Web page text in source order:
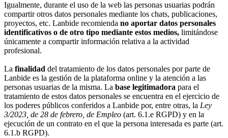
Igualmente, durante el uso de la web las personas usuarias podrán
compartir otros datos personales mediante los chats, publicaciones,
proyectos, etc. Lanbide recomienda no aportar datos personales
identificativos o de otro tipo mediante estos medios, limitándose
únicamente a compartir información relativa a la actividad
profesional.
La finalidad del tratamiento de los datos personales por parte de
Lanbide es la gestión de la plataforma online y la atención a las
personas usuarias de la misma. La base legitimadora para el
tratamiento de estos datos personales se encuentra en el ejercicio de
los poderes públicos conferidos a Lanbide por, entre otras, la Ley
3/2023, de 28 de febrero, de Empleo (art. 6.1.e RGPD) y en la
ejecución de un contrato en el que la persona interesada es parte (art.
6.1.b RGPD).